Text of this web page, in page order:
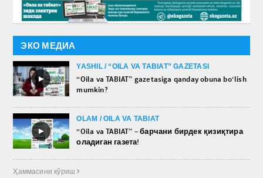
ЭКО МЕДИА
►
YASHIL / “OILA VA TABIAT” GAZETASI
“Oila va TABIAT” gazetasiga qanday obuna bo‘lish
mumkin?
►
OLAM / OILA VA TABIAT
“Oila va TABIAT” – барчани бирдек қизиқтира
оладиган газета!
Ҳаммасини кўриш 